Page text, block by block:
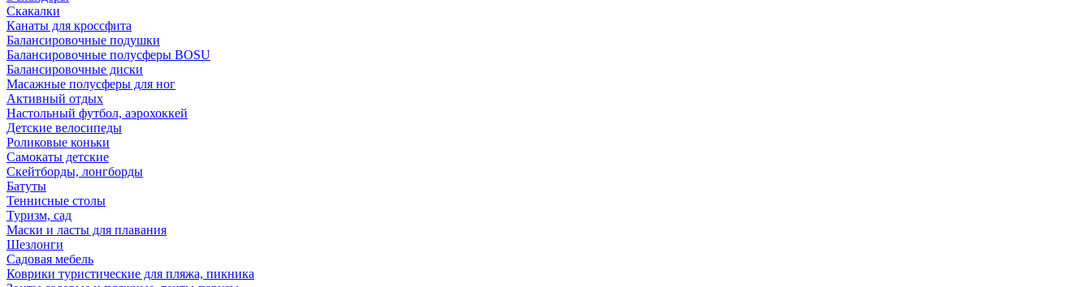
Скакалки
Канаты для кроссфита
Балансировочные подушки
Балансировочные полусферы BOSU
Балансировочные диски
Масажные полусферы для ног
Активный отдых
Настольный футбол, аэрохоккей
Детские велосипеды
Роликовые коньки
Самокаты детские
Скейтборды, лонгборды
Батуты
Теннисные столы
Туризм, сад
Маски и ласты для плавания
Шезлонги
Садовая мебель
Коврики туристические для пляжа, пикника